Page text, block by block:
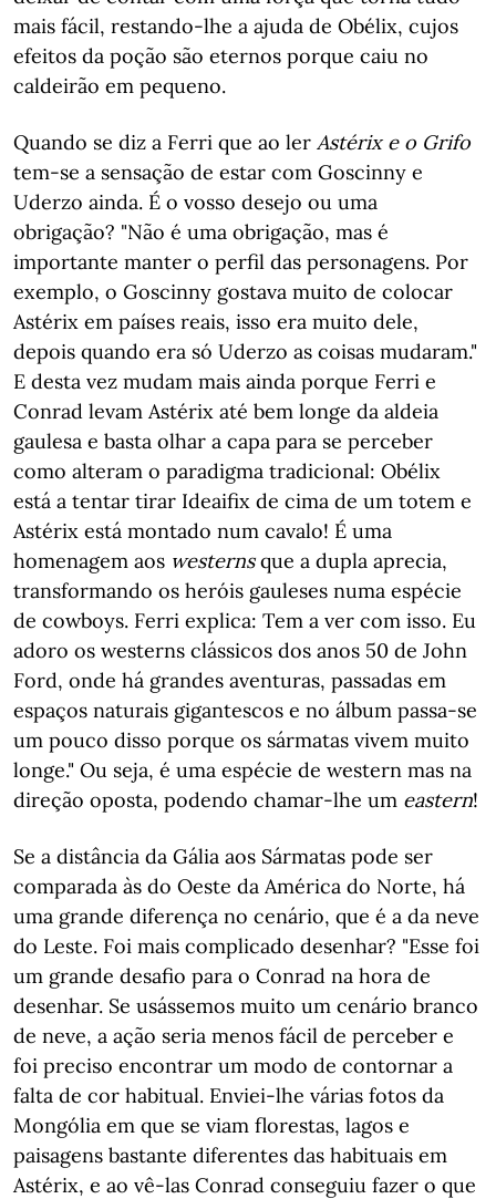
mais fácil, restando-lhe a ajuda de Obélix, cujos
efeitos da poção são eternos porque caiu no
caldeirão em pequeno.
Quando se diz a Ferri que ao ler Astérix e o Grifo
tem-se a sensação de estar com Goscinny e
Uderzo ainda. É o vosso desejo ou uma
obrigação? "Não é uma obrigação, mas é
importante manter o perfil das personagens. Por
exemplo, o Goscinny gostava muito de colocar
Astérix em países reais, isso era muito dele,
depois quando era só Uderzo as coisas mudaram."
E desta vez mudam mais ainda porque Ferri e
Conrad levam Astérix até bem longe da aldeia
gaulesa e basta olhar a capa para se perceber
como alteram o paradigma tradicional: Obélix
está a tentar tirar Ideaifix de cima de um totem e
Astérix está montado num cavalo! É uma
homenagem aos westernsque a dupla aprecia,
transformando os heróis gauleses numa espécie
de cowboys. Ferri explica: Tem a ver com isso. Eu
adoro os westerns clássicos dos anos 50 de John
Ford, onde há grandes aventuras, passadas em
espaços naturais gigantescos e no álbum passa-se
um pouco disso porque os sármatas vivem muito
longe." Ou seja, é uma espécie de western mas na
direção oposta, podendo chamar-lhe um eastern!
Se a distância da Gália aos Sármatas pode ser
comparada às do Oeste da América do Norte, há
uma grande diferença no cenário, que é a da neve
do Leste. Foi mais complicado desenhar? "Esse foi
um grande desafio para o Conrad na hora de
desenhar. Se usássemos muito um cenário branco
de neve, a ação seria menos fácil de perceber e
foi preciso encontrar um modo de contornar a
falta de cor habitual. Enviei-lhe várias fotos da
Mongólia em que se viam florestas, lagos e
paisagens bastante diferentes das habituais em
Astérix, e ao vê-las Conrad conseguiu fazer o que